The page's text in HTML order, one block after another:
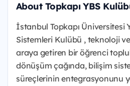
About Topkapı YBS
İstanbul Topkapı Üniversitesi
Sistemleri Kulübü , teknoloji ve
araya getiren bir öğrenci
dönüşüm çağında, bilişim
süreçlerinin entegrasyonunu